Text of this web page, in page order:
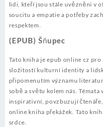
lidi, kteří jsou stále uvězněni v
soucitu a empatie a potřeby
respektem.
(EPUB) Šňupec
Tato kniha je epub online cz
složitostí kulturní identity a
připomenutím významu
sobě a světu kolem nás.
inspirativní, povzbuzují
online kniha překážek. Tato
srdce.